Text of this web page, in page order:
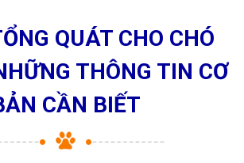
QUÁT CHO CHÓ
THÔNG TIN CƠ
CẦN BIẾT